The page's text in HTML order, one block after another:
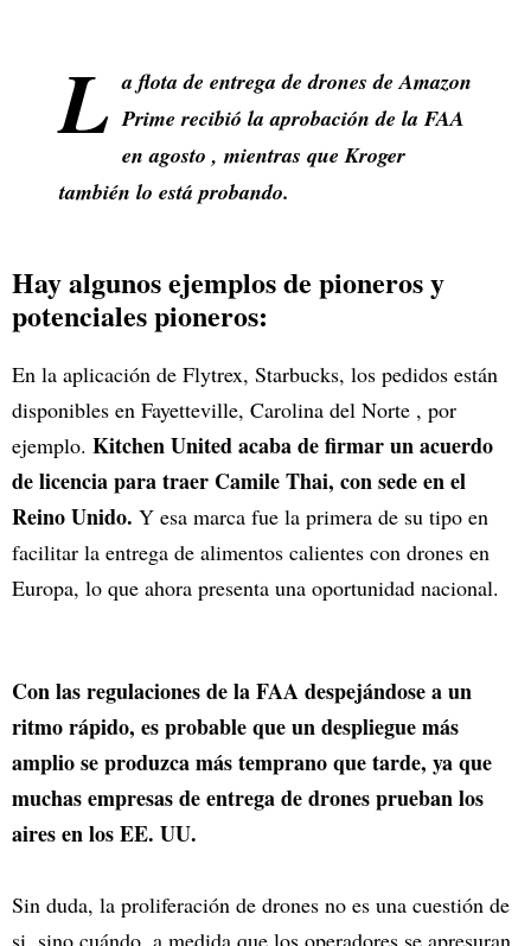
L a flota de entrega de drones de Amazon
Prime recibió la aprobación de la FAA
en agosto , mientras que Kroger
también lo está probando.
Hay algunos ejemplos de pioneros y
potenciales pioneros:
En la aplicación de Flytrex, Starbucks, los pedidos están
disponibles en Fayetteville, Carolina del Norte , por
ejemplo. Kitchen United acaba de firmar un acuerdo
de licencia para traer Camile Thai, con sede en el
Reino Unido. Y esa marca fue la primera de su tipo en
facilitar la entrega de alimentos calientes con drones en
Europa, lo que ahora presenta una oportunidad nacional.
Con las regulaciones de la FAA despejándose a un
ritmo rápido, es probable que un despliegue más
amplio se produzca más temprano que tarde, ya que
muchas empresas de entrega de drones prueban los
aires en los EE. UU.
Sin duda, la proliferación de drones no es una cuestión de